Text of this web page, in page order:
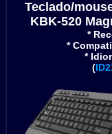
Teclado/
KBK-520
*
*
*
(